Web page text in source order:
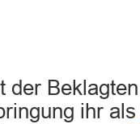
der
ihr